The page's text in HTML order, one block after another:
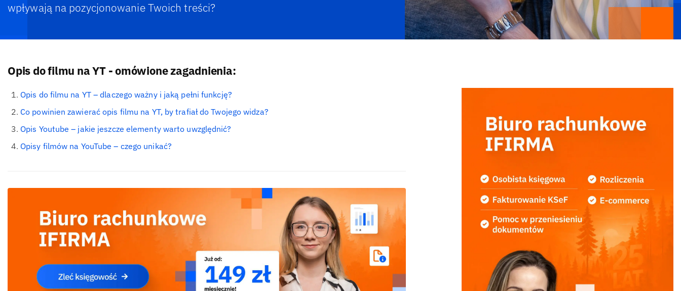
wpływają na pozycjonowanie Twoich treści?
Opis do filmu na YT - omówione zagadnienia:
Opis do filmu na YT – dlaczego ważny i jaką pełni funkcję?
Co powinien zawierać opis filmu na YT, by trafiał do Twojego widza?
Opis Youtube – jakie jeszcze elementy warto uwzględnić?
Opisy filmów na YouTube – czego unikać?